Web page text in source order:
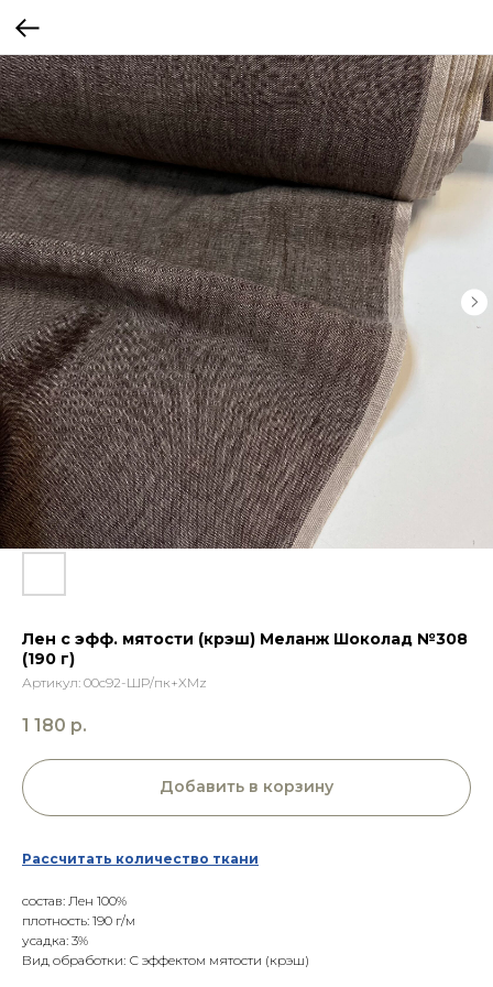
Лен с эфф. мятости (крэш) Меланж Шоколад №308
(190 г)
Артикул: 00с92-ШР/пк+XMz
1 180 р.
Добавить в корзину
Рассчитать количество ткани
состав: Лен 100%
плотность: 190 г/м
усадка: 3%
Вид обработки: С эффектом мятости (крэш)